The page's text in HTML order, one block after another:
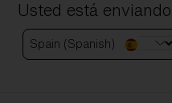
Usted está
Spain (Spanish)